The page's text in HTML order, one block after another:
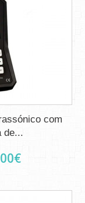
com
de...